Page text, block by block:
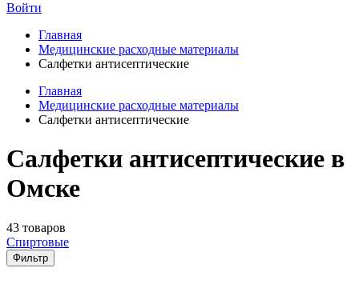
Войти
Главная
Медицинские расходные материалы
Салфетки антисептические
Главная
Медицинские расходные материалы
Салфетки антисептические
Салфетки антисептические в
Омске
43 товаров
Спиртовые
Фильтр